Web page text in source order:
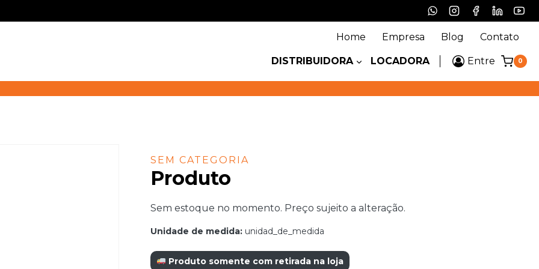
Home Empresa Blog Contato
DISTRIBUIDORA LOCADORA Entre 0
SEM CATEGORIA
Produto
Sem estoque no momento. Preço sujeito a alteração.
Unidade de medida:unidad_de_medida
Produto somente com retirada na loja